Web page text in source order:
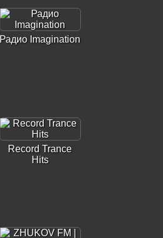
Радио Imagination
Record Trance
Hits